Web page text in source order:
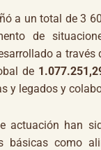
un total de 3
de
a
de
y legados y
han sido
básicas como